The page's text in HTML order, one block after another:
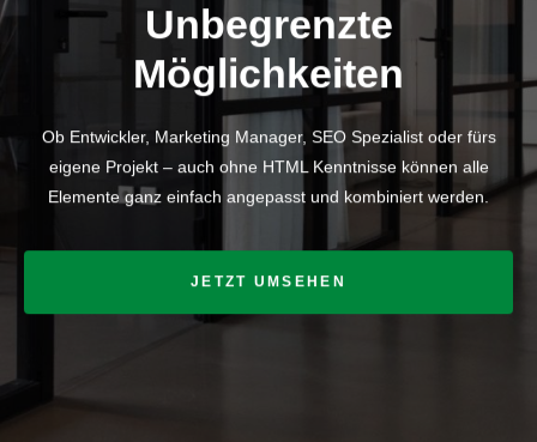
Unbegrenzte
Möglichkeiten
Ob Entwickler, Marketing Manager, SEO Spezialist oder fürs
eigene Projekt – auch ohne HTML Kenntnisse können alle
Elemente ganz einfach angepasst und kombiniert werden.
JETZT UMSEHEN